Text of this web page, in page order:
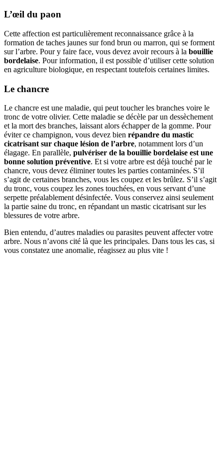
L’œil du paon
Cette affection est particulièrement reconnaissance grâce à la
formation de taches jaunes sur fond brun ou marron, qui se forment
sur l’arbre. Pour y faire face, vous devez avoir recours à la bouillie
bordelaise. Pour information, il est possible d’utiliser cette solution
en agriculture biologique, en respectant toutefois certaines limites.
Le chancre
Le chancre est une maladie, qui peut toucher les branches voire le
tronc de votre olivier. Cette maladie se décèle par un dessèchement
et la mort des branches, laissant alors échapper de la gomme. Pour
éviter ce champignon, vous devez bien répandre du mastic
cicatrisant sur chaque lésion de l’arbre, notamment lors d’un
élagage. En parallèle, pulvériser de la bouillie bordelaise est une
bonne solution préventive. Et si votre arbre est déjà touché par le
chancre, vous devez éliminer toutes les parties contaminées. S’il
s’agit de certaines branches, vous les coupez et les brûlez. S’il s’agit
du tronc, vous coupez les zones touchées, en vous servant d’une
serpette préalablement désinfectée. Vous conservez ainsi seulement
la partie saine du tronc, en répandant un mastic cicatrisant sur les
blessures de votre arbre.
Bien entendu, d’autres maladies ou parasites peuvent affecter votre
arbre. Nous n’avons cité là que les principales. Dans tous les cas, si
vous constatez une anomalie, réagissez au plus vite !